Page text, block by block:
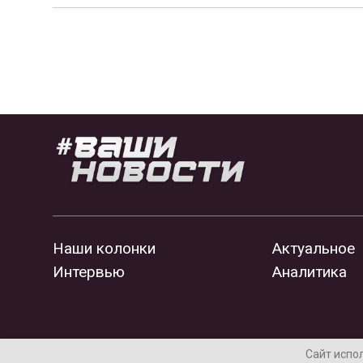
Наши колонки
Интервью
Актуальное
Аналитика
Сайт